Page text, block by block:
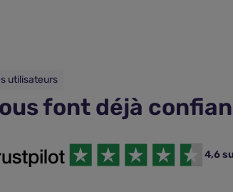
utilisateurs
font déjà
4,6